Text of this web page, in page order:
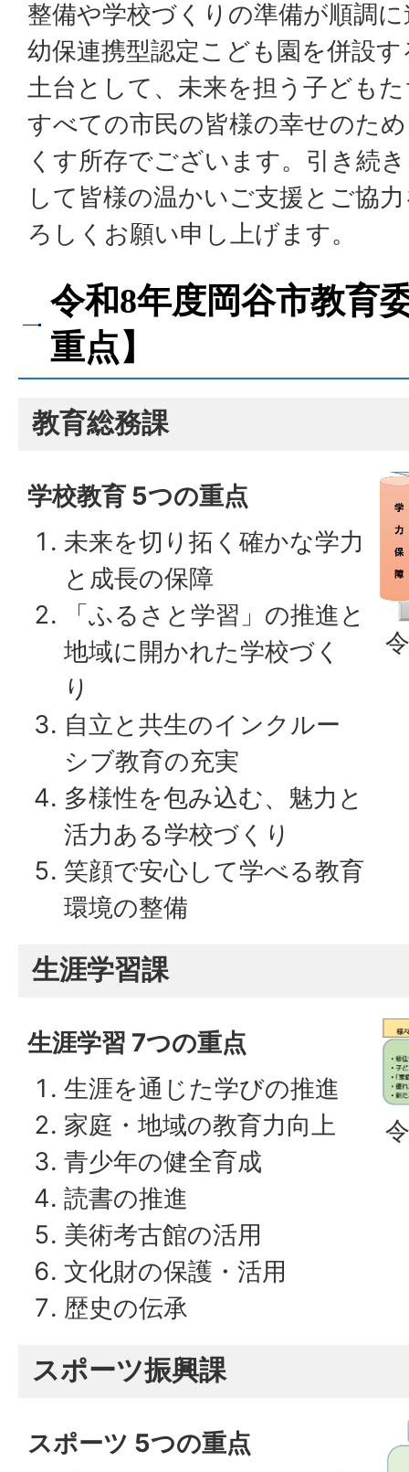
整備や学校づくりの準備が順調
幼保連携型認定こども園を併設
土台として、未来を担う子ども
すべての市民の皆様の幸せのた
くす所存でございます。引き続
して皆様の温かいご支援とご協
ろしくお願い申し上げます。
令和8年度岡谷市教育
重点】
教育総務課
学校教育 5つの重点
未来を切り拓く確かな学力
と成長の保障
「ふるさと学習」の推進と
地域に開かれた学校づく
り
自立と共生のインクルー
シブ教育の充実
多様性を包み込む、魅力と
活力ある学校づくり
笑顔で安心して学べる教育
環境の整備
生涯学習課
生涯学習 7つの重点
生涯を通じた学びの推進
家庭・地域の教育力向上
青少年の健全育成
読書の推進
美術考古館の活用
文化財の保護・活用
歴史の伝承
スポーツ振興課
スポーツ 5つの重点